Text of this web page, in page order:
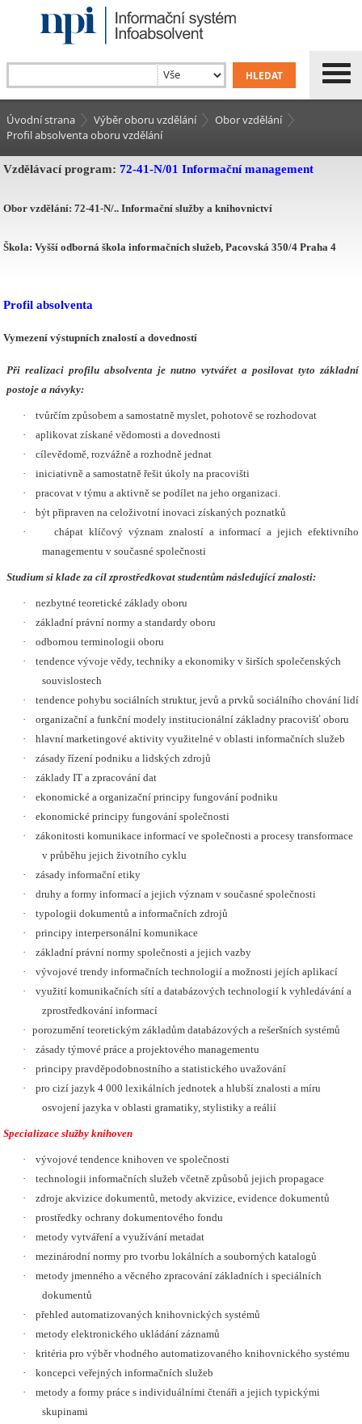
Úvodní strana Výběr oboru vzdělání
Obor vzdělání
Profil absolventa oboru vzdělání
Vzdělávací program: 72-41-N/01 Informační management
Obor vzdělání: 72-41-N/.. Informační služby a knihovnictví
Škola: Vyšší odborná škola informačních služeb, Pacovská 350/4 Praha 4
Profil absolventa
Vymezení výstupních znalostí a dovedností
Při realizaci profilu absolventa je nutno vytvářet a posilovat tyto základní
postoje a návyky:
·
tvůrčím způsobem a samostatně myslet, pohotově se rozhodovat
·
aplikovat získané vědomosti a dovednosti
·
cílevědomě, rozvážně a rozhodně jednat
·
iniciativně a samostatně řešit úkoly na pracovišti
·
pracovat v týmu a aktivně se podílet na jeho organizaci.
·
být připraven na celoživotní inovaci získaných poznatků
·
chápat klíčový význam znalostí a informací a jejich efektivního
managementu v současné společnosti
Studium si klade za cíl zprostředkovat studentům následující znalosti:
·
nezbytné teoretické základy oboru
·
základní právní normy a standardy oboru
·
odbornou terminologii oboru
·
tendence vývoje vědy, techniky a ekonomiky v širších společenských
souvislostech
·
tendence pohybu sociálních struktur, jevů a prvků sociálního chování lidí
·
organizační a funkční modely institucionální základny pracovišť oboru
·
hlavní marketingové aktivity využitelné v oblasti informačních služeb
·
zásady řízení podniku a lidských zdrojů
·
základy IT a zpracování dat
·
ekonomické a organizační principy fungování podniku
·
ekonomické principy fungování společnosti
·
zákonitosti komunikace informací ve společnosti a procesy transformace
v průběhu jejich životního cyklu
·
zásady informační etiky
·
druhy a formy informací a jejich význam v současné společnosti
·
typologii dokumentů a informačních zdrojů
·
principy interpersonální komunikace
·
základní právní normy společnosti a jejich vazby
·
vývojové trendy informačních technologií a možnosti jejích aplikací
·
využití komunikačních sítí a databázových technologií k vyhledávání a
zprostředkování informací
· porozumění teoretickým základům databázových a rešeršních systémů
·
zásady týmové práce a projektového managementu
·
principy pravděpodobnostního a statistického uvažování
·
pro cizí jazyk 4 000 lexikálních jednotek a hlubší znalosti a míru
osvojení jazyka v oblasti gramatiky, stylistiky a reálií
Specializace služby knihoven
·
vývojové tendence knihoven ve společnosti
·
technologii informačních služeb včetně způsobů jejich propagace
·
zdroje akvizice dokumentů, metody akvizice, evidence dokumentů
·
prostředky ochrany dokumentového fondu
·
metody vytváření a využívání metadat
·
mezinárodní normy pro tvorbu lokálních a souborných katalogů
·
metody jmenného a věcného zpracování základních i speciálních
dokumentů
·
přehled automatizovaných knihovnických systémů
·
metody elektronického ukládání záznamů
·
kritéria pro výběr vhodného automatizovaného knihovnického systému
·
koncepci veřejných informačních služeb
·
metody a formy práce s individuálními čtenáři a jejich typickými
skupinami